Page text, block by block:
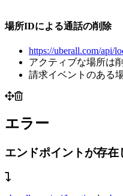
場所IDによる通話の削除
https://uberall.com/api/
アクティブな場所は
請求イベントのある
エラー
エンドポイントが存在